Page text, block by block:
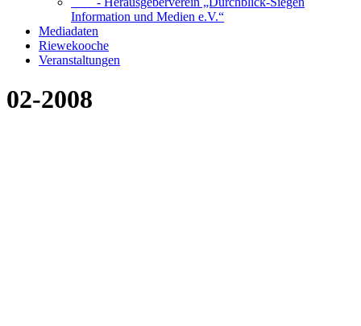
Information und Medien e.V.“
Mediadaten
Riewekooche
Veranstaltungen
02-2008